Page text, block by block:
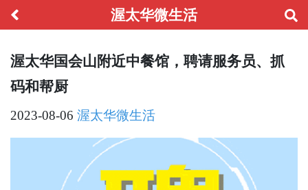
渥太华微生活
渥太华国会山附近中餐馆，聘请服务员、抓
码和帮厨
2023-08-06 渥太华微生活